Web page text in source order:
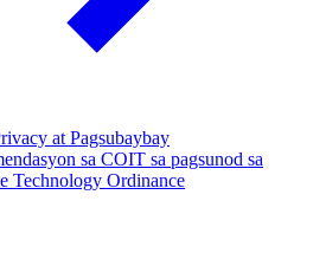
at Pagsubaybay
sa COIT sa pagsunod sa
Technology Ordinance